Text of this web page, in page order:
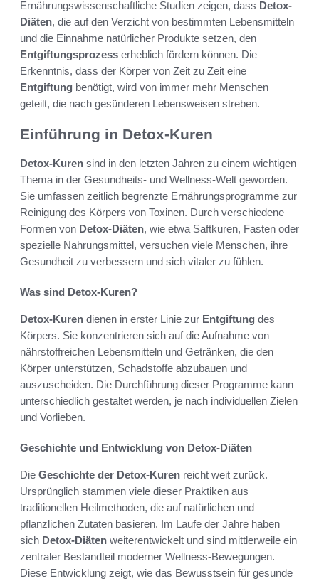
Ernährungswissenschaftliche Studien zeigen, dass Detox-
Diäten, die auf den Verzicht von bestimmten Lebensmitteln
und die Einnahme natürlicher Produkte setzen, den
Entgiftungsprozess erheblich fördern können. Die
Erkenntnis, dass der Körper von Zeit zu Zeit eine
Entgiftung benötigt, wird von immer mehr Menschen
geteilt, die nach gesünderen Lebensweisen streben.
Einführung in Detox-Kuren
Detox-Kuren sind in den letzten Jahren zu einem wichtigen
Thema in der Gesundheits- und Wellness-Welt geworden.
Sie umfassen zeitlich begrenzte Ernährungsprogramme zur
Reinigung des Körpers von Toxinen. Durch verschiedene
Formen von Detox-Diäten, wie etwa Saftkuren, Fasten oder
spezielle Nahrungsmittel, versuchen viele Menschen, ihre
Gesundheit zu verbessern und sich vitaler zu fühlen.
Was sind Detox-Kuren?
Detox-Kuren dienen in erster Linie zur Entgiftung des
Körpers. Sie konzentrieren sich auf die Aufnahme von
nährstoffreichen Lebensmitteln und Getränken, die den
Körper unterstützen, Schadstoffe abzubauen und
auszuscheiden. Die Durchführung dieser Programme kann
unterschiedlich gestaltet werden, je nach individuellen Zielen
und Vorlieben.
Geschichte und Entwicklung von Detox-Diäten
Die Geschichte der Detox-Kuren reicht weit zurück.
Ursprünglich stammen viele dieser Praktiken aus
traditionellen Heilmethoden, die auf natürlichen und
pflanzlichen Zutaten basieren. Im Laufe der Jahre haben
sich Detox-Diäten weiterentwickelt und sind mittlerweile ein
zentraler Bestandteil moderner Wellness-Bewegungen.
Diese Entwicklung zeigt, wie das Bewusstsein für gesunde